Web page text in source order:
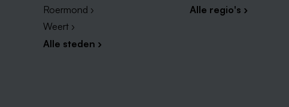
Roermond ›
Weert ›
Alle steden ›
Alle regio's ›